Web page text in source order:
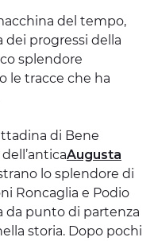
del tempo,
dei progressi della
splendore
le tracce che ha
di Bene
Augusta
lo splendore di
Roncaglia e Podio
da punto di partenza
storia. Dopo pochi